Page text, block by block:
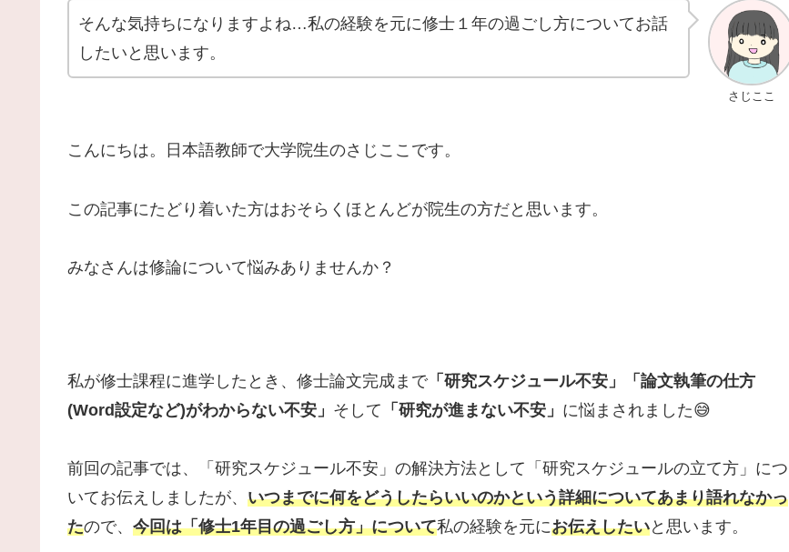
さじここ
そんな気持ちになりますよね…私の経験を元に修士１年の過ごし方についてお話
したいと思います。
こんにちは。日本語教師で大学院生のさじここです。
この記事にたどり着いた方はおそらくほとんどが院生の方だと思います。
みなさんは修論について悩みありませんか？
私が修士課程に進学したとき、修士論文完成まで「研究スケジュール不安」「論文執筆の仕方
(Word設定など)がわからない不安」 そして 「研究が進まない不安」 に悩まされました😅
前回の記事では、「研究スケジュール不安」の解決方法として「研究スケジュールの立て方」につ
いてお伝えしましたが、 いつまでに何をどうしたらいいのかという詳細についてあまり語れなかっ
たので、 今回は「修士1年目の過ごし方」について私の経験を元にお伝えしたいと思います。